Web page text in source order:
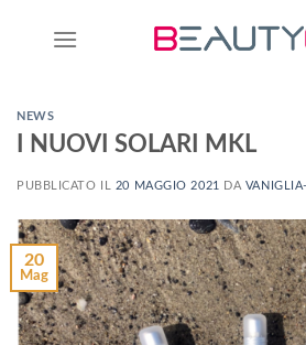
NEWS
I NUOVI SOLARI MKL
PUBBLICATO IL 20 MAGGIO 2021 DA
20
Mag